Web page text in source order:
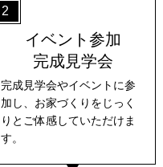
2
イベント参加
完成見学会
完成見学会やイベントに参
加し、お家づくりをじっく
りとご体感していただけま
す。